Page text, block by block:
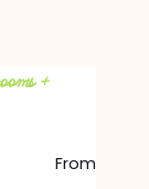
+
From